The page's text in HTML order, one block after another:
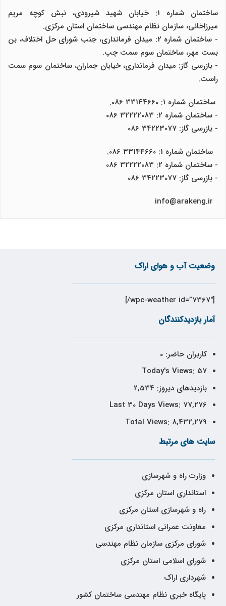
ساختمان شماره 1: خیابان شهید شیرودی، نبش کوچه مریم
میرزاخانی، سازمان نظام مهندسی ساختمان استان مرکزی.
- ساختمان شماره 2: میدان فرمانداری، جنب شورای حل اختلاف، بن
بست مهر، ساختمان سوم سمت چپ.
- بازرسی گاز: میدان فرمانداری، خیابان جماران، ساختمان سوم سمت
راست.
ساختمان شماره 1: 33144660 086.
- ساختمان شماره 2: 32222083 086
- بازرسی گاز: 34223077 086
ساختمان شماره 1: 33144660 086.
- ساختمان شماره 2: 32222083 086
- بازرسی گاز: 34223077 086
وضعیت آب و هوای اراک
[wpc-weather id=”7367″/]
آمار بازدیدکنندگان
کاربران حاضر:0
Today's Views: 57
بازدیدهای دیروز: 2,534
Last 30 Days Views: 77,276
Total Views: 8,432,279
سایت های مرتبط
وزارت راه و شهرسازی
استانداری استان مرکزی
راه و شهرسازی استان مرکزی
معاونت عمرانی استانداری مرکزی
شورای مرکزی سازمان نظام مهندسی
شورای اسلامی استان مرکزی
شهرداری اراک
پایگاه خبری نظام مهندسی ساختمان کشور